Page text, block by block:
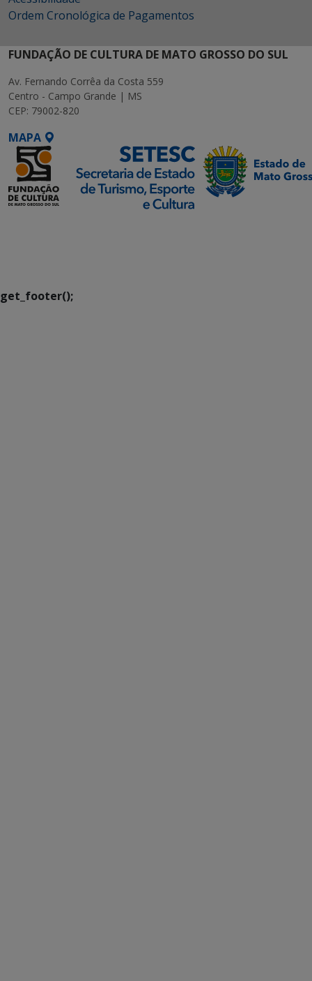
Ordem Cronológica de Pagamentos
FUNDAÇÃO DE CULTURA DE MATO GROSSO DO SUL
Av. Fernando Corrêa da Costa 559
Centro - Campo Grande | MS
CEP: 79002-820
MAPA
get_footer();